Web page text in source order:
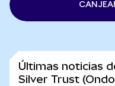
Últimas noticias
Silver Trust